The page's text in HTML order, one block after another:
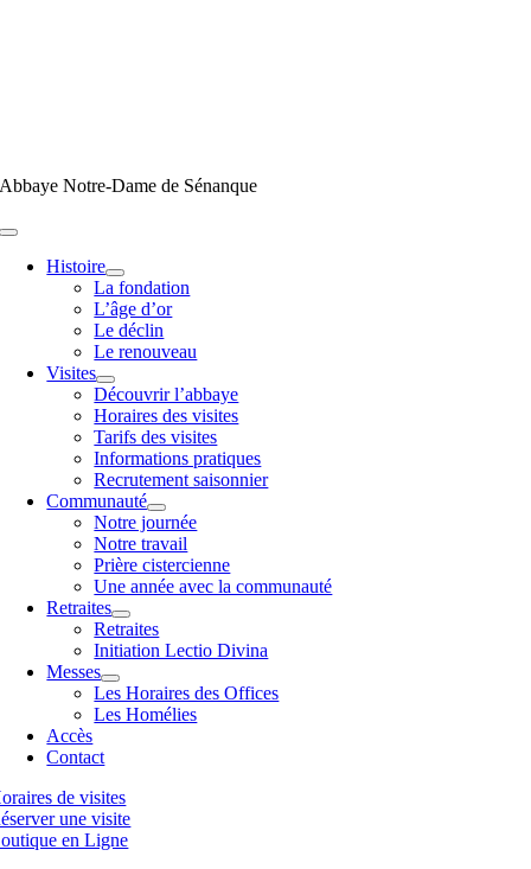
Abbaye Notre-Dame de Sénanque
Toggle
NavigationHistoire
La fondation
L’âge d’or
Le déclin
Le renouveau
Visites
Découvrir l’abbaye
Horaires des visites
Tarifs des visites
Informations pratiques
Recrutement saisonnier
Communauté
Notre journée
Notre travail
Prière cistercienne
Une année avec la communauté
Retraites
Retraites
Initiation Lectio Divina
Messes
Les Horaires des Offices
Les Homélies
Accès
Contact
de visites
une visite
en Ligne